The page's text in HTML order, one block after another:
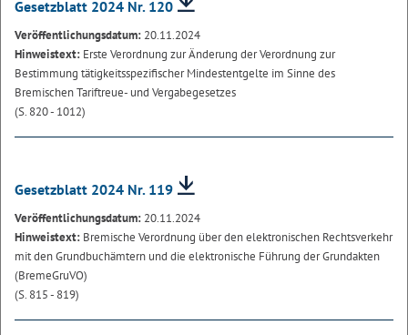
Gesetzblatt 2024 Nr. 120
Veröffentlichungsdatum: 20.11.2024
Hinweistext: Erste Verordnung zur Änderung der Verordnung zur
Bestimmung tätigkeitsspezifischer Mindestentgelte im Sinne des
Bremischen Tariftreue- und Vergabegesetzes
(S. 820 - 1012)
Gesetzblatt 2024 Nr. 119
Veröffentlichungsdatum: 20.11.2024
Hinweistext: Bremische Verordnung über den elektronischen Rechtsverkehr
mit den Grundbuchämtern und die elektronische Führung der Grundakten
(BremeGruVO)
(S. 815 - 819)